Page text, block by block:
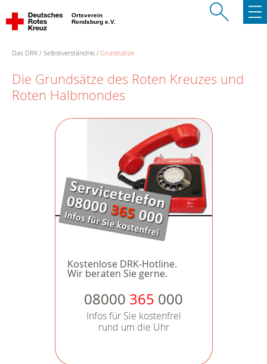
Ortsverein
Rendsburg e.V.
Das DRK Selbstverständnis Grundsätze
Die Grundsätze des Roten Kreuzes und
Roten Halbmondes
Kostenlose DRK-Hotline.
Wir beraten Sie gerne.
08000 365 000
Infos für Sie kostenfrei
rund um die Uhr